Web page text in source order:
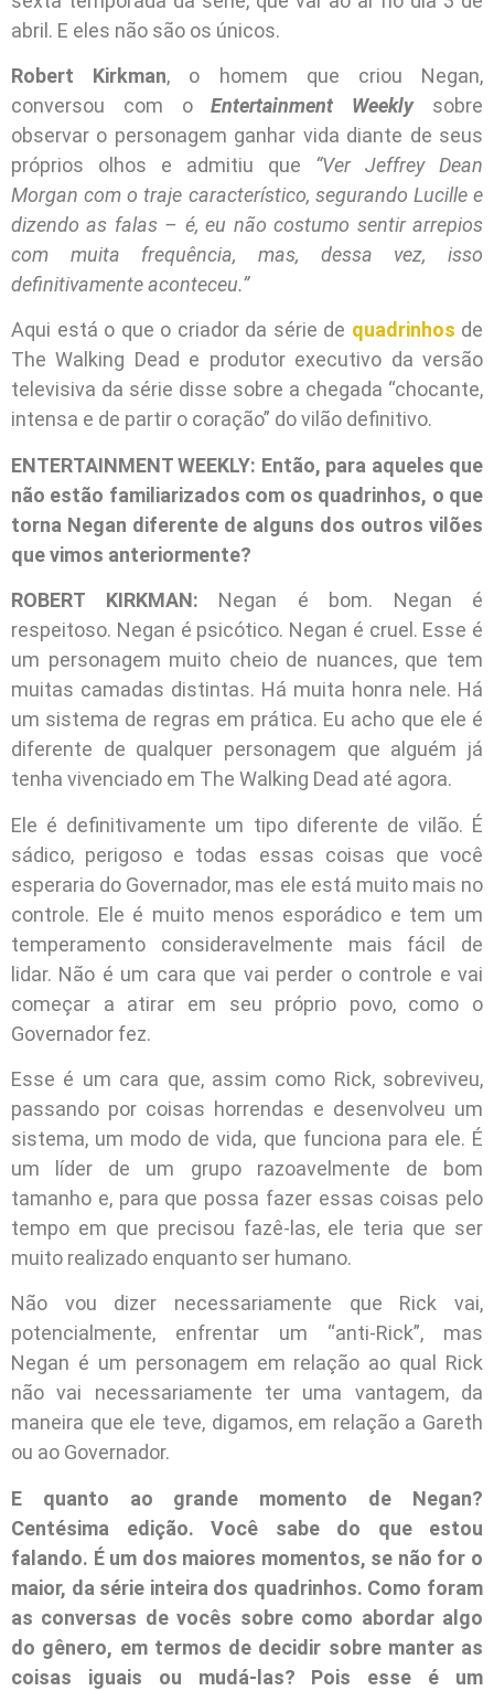
abril. E eles não são os únicos.
Robert Kirkman, o homem que criou Negan,
conversou com oEntertainment Weeklysobre
observar o personagem ganhar vida diante de seus
próprios olhos e admitiu que “Ver Jeffrey Dean
Morgan com o traje característico, segurando Lucille e
dizendo as falas – é, eu não costumo sentir arrepios
com muita frequência, mas, dessa vez, isso
definitivamente aconteceu.”
Aqui está o que o criador da série de quadrinhos de
The Walking Dead e produtor executivo da versão
televisiva da série disse sobre a chegada “chocante,
intensa e de partir o coração” do vilão definitivo.
ENTERTAINMENT WEEKLY: Então, para aqueles que
não estão familiarizados com os quadrinhos, o que
torna Negan diferente de alguns dos outros vilões
que vimos anteriormente?
ROBERT KIRKMAN: Negan é bom. Negan é
respeitoso. Negan é psicótico. Negan é cruel. Esse é
um personagem muito cheio de nuances, que tem
muitas camadas distintas. Há muita honra nele. Há
um sistema de regras em prática. Eu acho que ele é
diferente de qualquer personagem que alguém já
tenha vivenciado em The Walking Dead até agora.
Ele é definitivamente um tipo diferente de vilão. É
sádico, perigoso e todas essas coisas que você
esperaria do Governador, mas ele está muito mais no
controle. Ele é muito menos esporádico e tem um
temperamento consideravelmente mais fácil de
lidar. Não é um cara que vai perder o controle e vai
começar a atirar em seu próprio povo, como o
Governador fez.
Esse é um cara que, assim como Rick, sobreviveu,
passando por coisas horrendas e desenvolveu um
sistema, um modo de vida, que funciona para ele. É
um líder de um grupo razoavelmente de bom
tamanho e, para que possa fazer essas coisas pelo
tempo em que precisou fazê-las, ele teria que ser
muito realizado enquanto ser humano.
Não vou dizer necessariamente que Rick vai,
potencialmente, enfrentar um “anti-Rick”, mas
Negan é um personagem em relação ao qual Rick
não vai necessariamente ter uma vantagem, da
maneira que ele teve, digamos, em relação a Gareth
ou ao Governador.
E quanto ao grande momento de Negan?
Centésima edição. Você sabe do que estou
falando. É um dos maiores momentos, se não for o
maior, da série inteira dos quadrinhos. Como foram
as conversas de vocês sobre como abordar algo
do gênero, em termos de decidir sobre manter as
coisas iguais ou mudá-las? Pois esse é um